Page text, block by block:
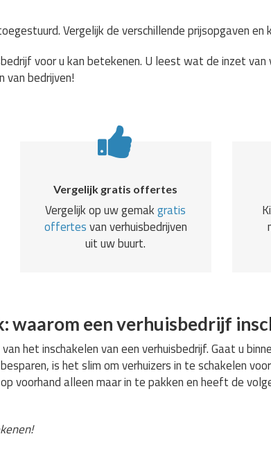
Vergelijk de verschillende prijsopgaven en
voor u kan betekenen. U leest wat de inzet van
van bedrijven!
Vergelijk gratis offertes
Vergelijk op uw gemakgratis
offertesvan verhuisbedrijven
uit uw buurt.
waarom een verhuisbedrijf
het inschakelen van een verhuisbedrijf. Gaat u
is het slim om verhuizers in te schakelen
voorhand alleen maar in te pakken en heeft de